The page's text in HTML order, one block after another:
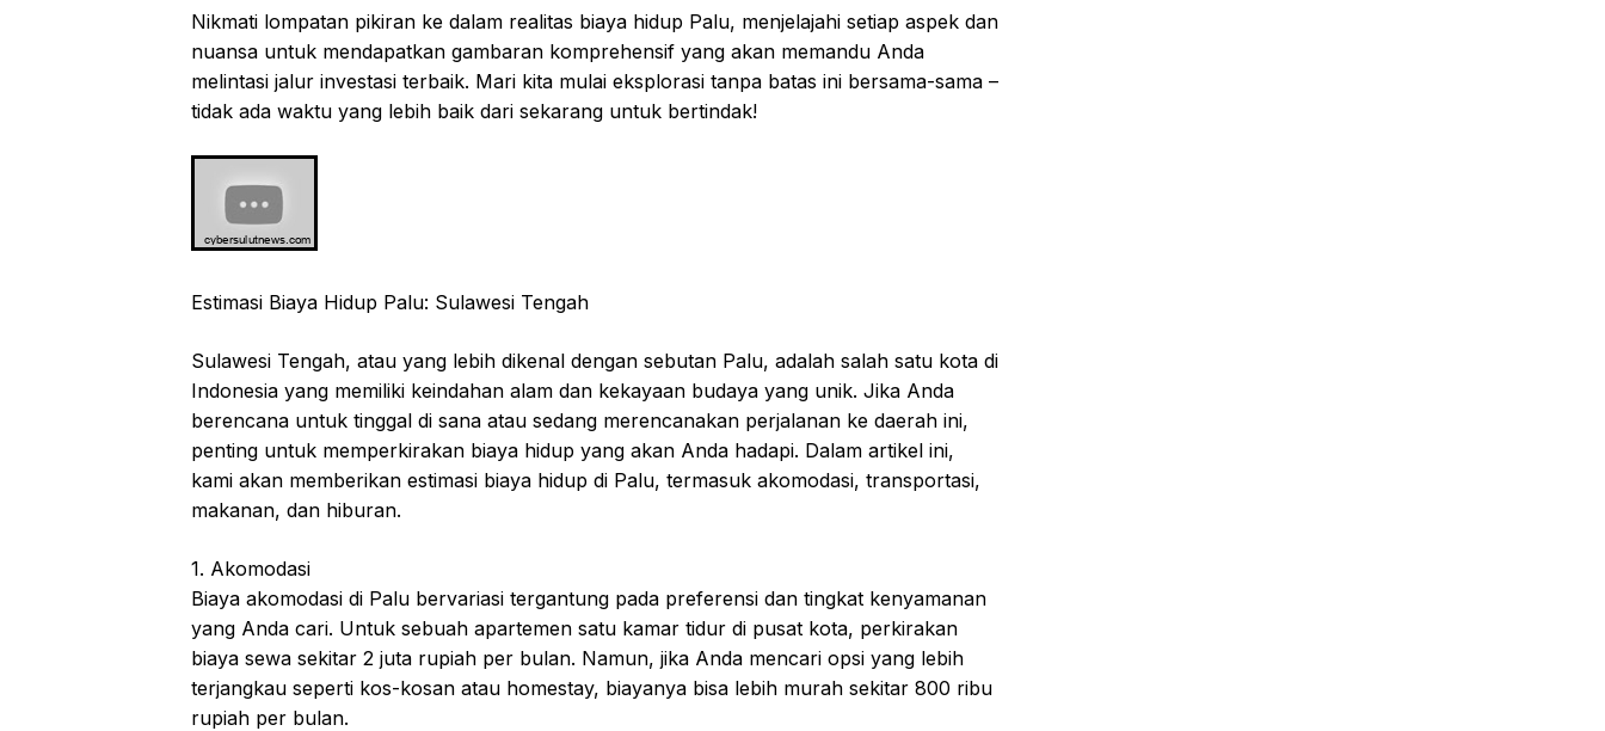
Nikmati lompatan pikiran ke dalam realitas biaya hidup Palu, menjelajahi setiap aspek dan
nuansa untuk mendapatkan gambaran komprehensif yang akan memandu Anda
melintasi jalur investasi terbaik. Mari kita mulai eksplorasi tanpa batas ini bersama-sama –
tidak ada waktu yang lebih baik dari sekarang untuk bertindak!
Estimasi Biaya Hidup Palu: Sulawesi Tengah
Sulawesi Tengah, atau yang lebih dikenal dengan sebutan Palu, adalah salah satu kota di
Indonesia yang memiliki keindahan alam dan kekayaan budaya yang unik. Jika Anda
berencana untuk tinggal di sana atau sedang merencanakan perjalanan ke daerah ini,
penting untuk memperkirakan biaya hidup yang akan Anda hadapi. Dalam artikel ini,
kami akan memberikan estimasi biaya hidup di Palu, termasuk akomodasi, transportasi,
makanan, dan hiburan.
1. Akomodasi
Biaya akomodasi di Palu bervariasi tergantung pada preferensi dan tingkat kenyamanan
yang Anda cari. Untuk sebuah apartemen satu kamar tidur di pusat kota, perkirakan
biaya sewa sekitar 2 juta rupiah per bulan. Namun, jika Anda mencari opsi yang lebih
terjangkau seperti kos-kosan atau homestay, biayanya bisa lebih murah sekitar 800 ribu
rupiah per bulan.